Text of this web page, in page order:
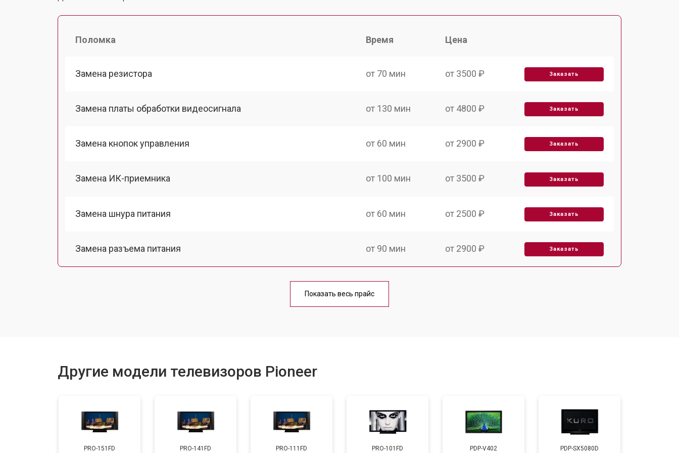
Поломка Время Цена
Замена резистора от 70 мин от 3500 ₽ Заказать
Замена платы обработки видеосигнала от 130 мин от 4800 ₽ Заказать
Замена кнопок управления от 60 мин от 2900 ₽ Заказать
Замена ИК-приемника от 100 мин от 3500 ₽ Заказать
Замена шнура питания от 60 мин от 2500 ₽ Заказать
Замена разъема питания от 90 мин от 2900 ₽ Заказать
от 70 мин
Замена модуля Wi-Fi от 70 мин от 3500 ₽ Заказать
Показать весь прайс
Другие модели телевизоров Pioneer
PRO-151FD PRO-141FD PRO-111FD PRO-101FD PDP-V402 PDP-SX5080D